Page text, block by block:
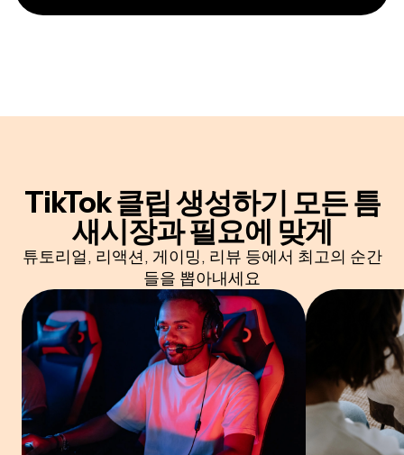
TikTok 클립 생성하기 모든 틈
새시장과 필요에 맞게
튜토리얼, 리액션, 게이밍, 리뷰 등에서 최고의 순간
들을 뽑아내세요